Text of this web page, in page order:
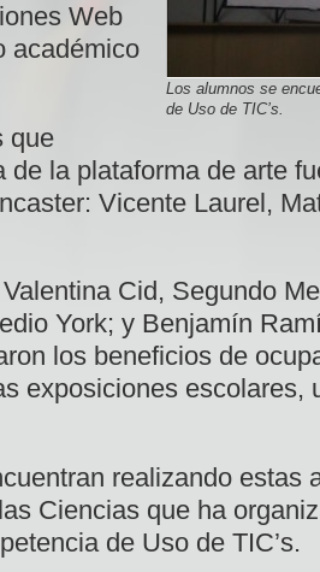
Los alumnos se
de Uso de TIC’s.
Web
académico
que
de la plataforma de arte
Vicente Laurel,
Cid, Segundo
York; y Benjamín
los beneficios de
exposiciones escolares,
realizando estas
Ciencias que ha
de Uso de TIC’s.